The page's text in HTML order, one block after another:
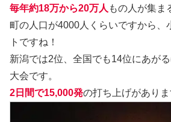
毎年約18万から20万人 もの人が集ま
町の人口が4000人くらいですから、
トですね！
新潟では2位、全国でも14位にあが
大会です。
2日間で15,000発の打ち上げがありま